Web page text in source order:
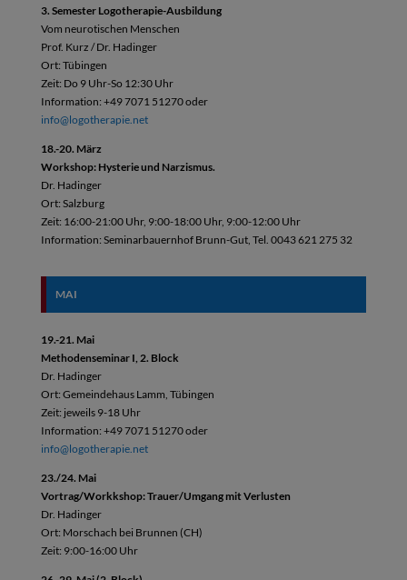
3. Semester Logotherapie-Ausbildung
Vom neurotischen Menschen
Prof. Kurz / Dr. Hadinger
Ort: Tübingen
Zeit: Do 9 Uhr-So 12:30 Uhr
Information: +49 7071 51270 oder
info@logotherapie.net
18.-20. März
Workshop: Hysterie und Narzismus.
Dr. Hadinger
Ort: Salzburg
Zeit: 16:00-21:00 Uhr, 9:00-18:00 Uhr, 9:00-12:00 Uhr
Information: Seminarbauernhof Brunn-Gut, Tel. 0043 621 275 32
MAI
19.-21. Mai
Methodenseminar I, 2. Block
Dr. Hadinger
Ort: Gemeindehaus Lamm, Tübingen
Zeit: jeweils 9-18 Uhr
Information: +49 7071 51270 oder
info@logotherapie.net
23./24. Mai
Vortrag/Workkshop: Trauer/Umgang mit Verlusten
Dr. Hadinger
Ort: Morschach bei Brunnen (CH)
Zeit: 9:00-16:00 Uhr